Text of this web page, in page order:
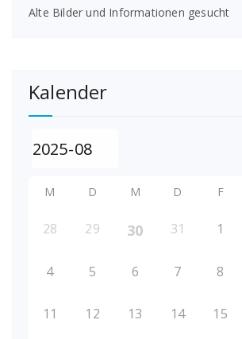
Alte Bilder und Informationen gesucht
Kalender
M D M D F
28 29 30 31 1
4 5 6 7 8
11 12 13 14 15